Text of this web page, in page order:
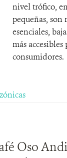
nivel trófico,
pequeñas, son
esenciales,
más accesibles
consumidores.
Oso